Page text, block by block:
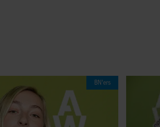
BN'ers